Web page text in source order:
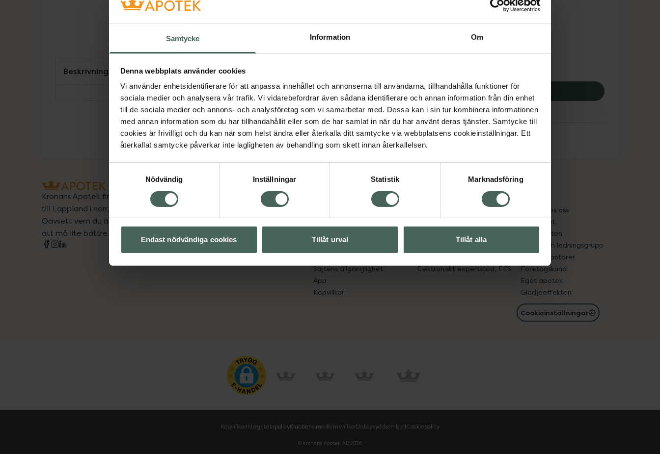
Samtycke Information Om
Denna webbplats använder cookies
Vi använder enhetsidentifierare för att anpassa innehållet och annonserna till användarna, tillhandahålla funktioner för
sociala medier och analysera vår trafik. Vi vidarebefordrar även sådana identifierare och annan information från din enhet
till de sociala medier och annons- och analysföretag som vi samarbetar med. Dessa kan i sin tur kombinera informationen
med annan information som du har tillhandahållit eller som de har samlat in när du har använt deras tjänster. Samtycke till
cookies är frivilligt och du kan när som helst ändra eller återkalla ditt samtycke via webbplatsens cookieinställningar. Ett
återkallat samtycke påverkar inte lagligheten av behandling som skett innan återkallelsen.
Nödvändig
Inställningar Statistik Marknadsföring
Endast nödvändiga cookies Tillåt urval Tillåt alla
0 kr
Köp via ditt recept
Aktuella erbjudanden
Beskrivning
Kronans Apotek finns här för dig. Du hittar oss från Skåne i syd
till Lappland i norr, och online i mobilen och på datorn.
Oavsett vem du är så är det vårt uppdrag att hjälpa just dig
att må lite bättre. Välkommen att prata med oss.
Leverans, betalning och retur
Sajtens tillgänglighet
App
Köpvillkor
Resa med läkemedel
Elektroniskt expertstöd, EES
Om oss
Jobba hos oss
Hållbarhet
Samarbeten
Ägare och ledningsgrupp
För leverantörer
Företagskund
Eget apotek
Glädjeeffekten
Cookieinställningar
KöpvillkorIntegritetspolicyKlubbens medlemsvillkorDataskyddsombudCookiepolicy
© Kronans Apotek AB 2026